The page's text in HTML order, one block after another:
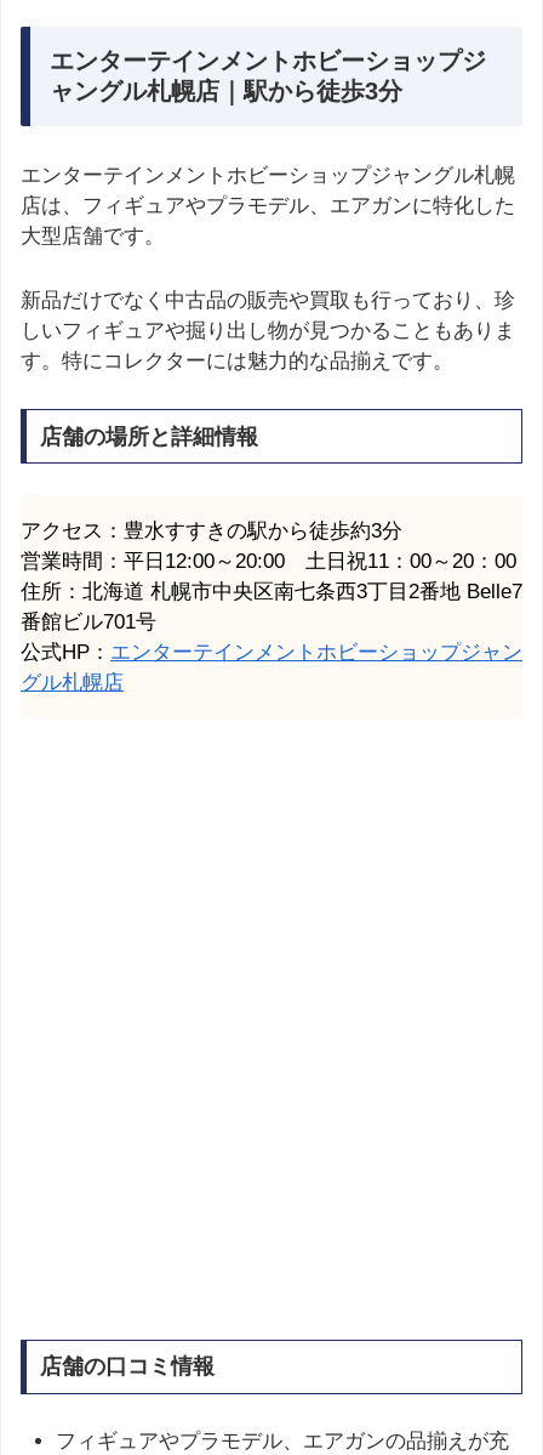
エンターテインメントホビーショップジ
ャングル札幌店｜駅から徒歩3分
エンターテインメントホビーショップジャングル札幌
店は、フィギュアやプラモデル、エアガンに特化した
大型店舗です。
新品だけでなく中古品の販売や買取も行っており、珍
しいフィギュアや掘り出し物が見つかることもありま
す。特にコレクターには魅力的な品揃えです。
店舗の場所と詳細情報
アクセス：豊水すすきの駅から徒歩約3分
営業時間：平日12:00～20:00 土日祝11：00～20：00
住所：北海道 札幌市中央区南七条西3丁目2番地 Belle7
番館ビル701号
公式HP： エンターテインメントホビーショップジャン
グル札幌店
店舗の口コミ情報
フィギュアやプラモデル、エアガンの品揃えが充